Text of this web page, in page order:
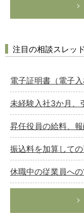
注目の相談スレッド
電子証明書（電子
未経験入社3か月、
昇任役員の給料、
振込料を加算して
休職中の従業員へ